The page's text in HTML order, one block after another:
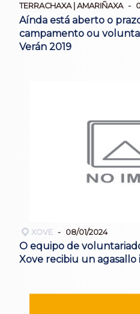
TERRACHAXA | AMARIÑAXA
Aínda está aberto o
campamento ou
Verán 2019
XOVE 08/01/2024
O equipo de
Xove recibiu un agasallo